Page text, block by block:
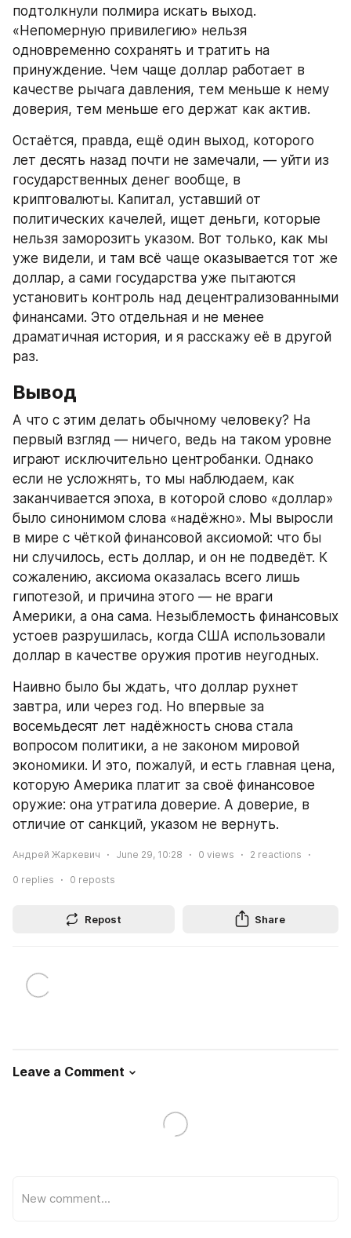
подтолкнули полмира искать выход.
«Непомерную привилегию» нельзя
одновременно сохранять и тратить на
принуждение. Чем чаще доллар работает в
качестве рычага давления, тем меньше к нему
доверия, тем меньше его держат как актив.
Остаётся, правда, ещё один выход, которого
лет десять назад почти не замечали, — уйти из
государственных денег вообще, в
криптовалюты. Капитал, уставший от
политических качелей, ищет деньги, которые
нельзя заморозить указом. Вот только, как мы
уже видели, и там всё чаще оказывается тот же
доллар, а сами государства уже пытаются
установить контроль над децентрализованными
финансами. Это отдельная и не менее
драматичная история, и я расскажу её в другой
раз.
Вывод
А что с этим делать обычному человеку? На
первый взгляд — ничего, ведь на таком уровне
играют исключительно центробанки. Однако
если не усложнять, то мы наблюдаем, как
заканчивается эпоха, в которой слово «доллар»
было синонимом слова «надёжно». Мы выросли
в мире с чёткой финансовой аксиомой: что бы
ни случилось, есть доллар, и он не подведёт. К
сожалению, аксиома оказалась всего лишь
гипотезой, и причина этого — не враги
Америки, а она сама. Незыблемость финансовых
устоев разрушилась, когда США использовали
доллар в качестве оружия против неугодных.
Наивно было бы ждать, что доллар рухнет
завтра, или через год. Но впервые за
восемьдесят лет надёжность снова стала
вопросом политики, а не законом мировой
экономики. И это, пожалуй, и есть главная цена,
которую Америка платит за своё финансовое
оружие: она утратила доверие. А доверие, в
отличие от санкций, указом не вернуть.
Андрей Жаркевич June 29, 10:28 0 views 2 reactions
0 replies 0 reposts
Repost Share
Leave a Comment